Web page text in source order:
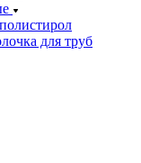
для труб